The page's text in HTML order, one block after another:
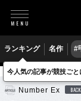
ランキング 名作 #
他競技
Number Ex
今人気の記事が競技ごと